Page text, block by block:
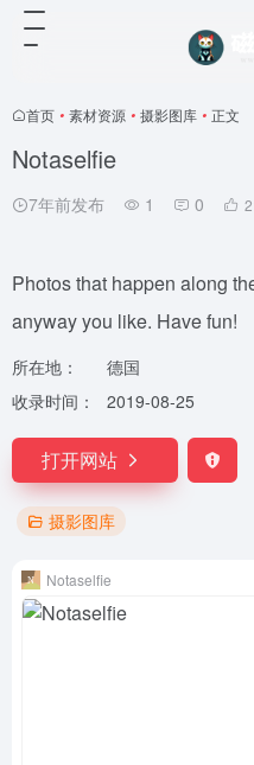
首页 • 素材资源 • 摄影图库 • 正文
Notaselfie
7年前发布 1 0
Photos that happen along
anyway you like. Have fun!
所在地：
德国
收录时间：
2019-08-25
打开网站
摄影图库
Notaselfie